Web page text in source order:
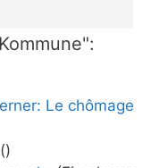
Le chômage